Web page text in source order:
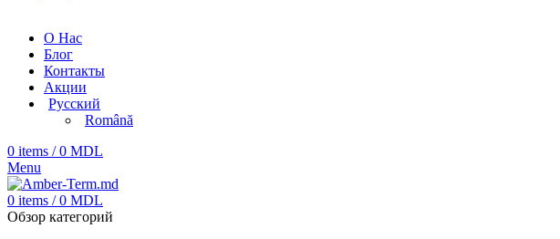
О Нас
Блог
Контакты
Акции
Русский
Română
0 items / 0 MDL
Menu
0 items / 0 MDL
Обзор категорий